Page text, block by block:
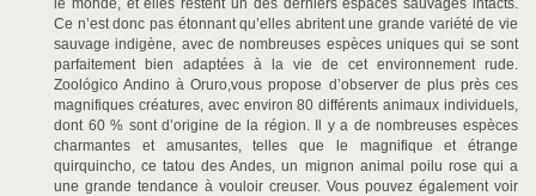
le monde, et elles restent un des derniers espaces sauvages intacts.
Ce n’est donc pas étonnant qu’elles abritent une grande variété de vie
sauvage indigène, avec de nombreuses espèces uniques qui se sont
parfaitement bien adaptées à la vie de cet environnement rude.
Zoológico Andino à Oruro,vous propose d’observer de plus près ces
magnifiques créatures, avec environ 80 différents animaux individuels,
dont 60 % sont d’origine de la région. Il y a de nombreuses espèces
charmantes et amusantes, telles que le magnifique et étrange
quirquincho, ce tatou des Andes, un mignon animal poilu rose qui a
une grande tendance à vouloir creuser. Vous pouvez également voir